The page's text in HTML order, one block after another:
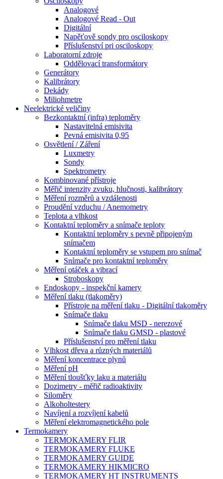
Analogové
Analogové Read - Out
Digitální
Napěťově sondy pro osciloskopy
Příslušenství pri osciloskopy
Laboratorní zdroje
Oddělovací transformátory
Generátory
Kalibrátory
Dekády
Miliohmetre
Neelektrické veličiny
Bezkontaktní (infra) teploměry
Nastavitelná emisivita
Pevná emisivita 0,95
Osvětlení / Záření
Luxmetry
Sondy
Spektrometry
Kombinované přístroje
Měřič intenzity zvuku, hlučnosti, kalibrátory
Měření rozměrů a vzdálenosti
Proudění vzduchu / Anemometry
Teplota a vlhkost
Kontaktní teploměry a snímače teploty
Kontaktní teploměry s pevně připojeným
snímačem
Kontaktní teploměry se vstupem pro snímač
Snímače pro kontaktní teploměry
Měření otáček a vibrací
Stroboskopy
Endoskopy - inspekční kamery
Měření tlaku (tlakoměry)
Přístroje na měření tlaku - Digitální tlakoměry
Snímače tlaku
Snímače tlaku MSD - nerezové
Snímače tlaku GMSD - plastové
Příslušenství pro měření tlaku
Vlhkost dřeva a různých materiálů
Měření koncentrace plynů
Měření pH
Měření tloušťky laku a materiálu
Dozimetry - měřič radioaktivity
Siloměry
Alkoholtestery
Navíjení a rozvíjení kabelů
Měření elektromagnetického pole
Termokamery
TERMOKAMERY FLIR
TERMOKAMERY FLUKE
TERMOKAMERY GUIDE
TERMOKAMERY HIKMICRO
TERMOKAMERY HT INSTRUMENTS